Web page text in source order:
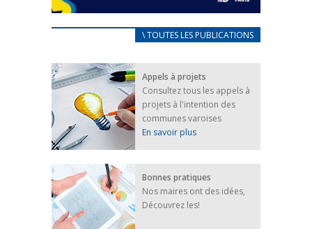
CARNET D’ACCUEIL
25 avril 2022
Afin d’accompagner au mieux les réfugiés
ukrainiens arrivés en France,...
FEUILLETER
\ TOUTES LES PUBLICATIONS
Appels à projets
Consultez tous les appels à
projets à l'intention des
communes varoises
En savoir plus
Bonnes pratiques
Nos maires ont des idées,
Découvrez les!